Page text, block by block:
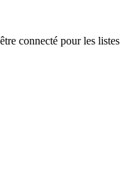
connecté pour les